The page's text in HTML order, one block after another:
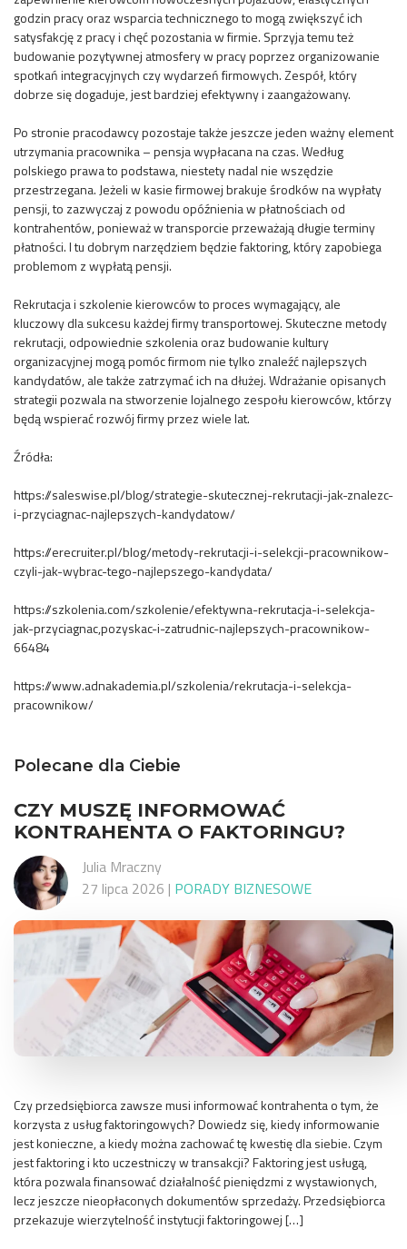
godzin pracy oraz wsparcia technicznego to mogą zwiększyć ich
satysfakcję z pracy i chęć pozostania w firmie. Sprzyja temu też
budowanie pozytywnej atmosfery w pracy poprzez organizowanie
spotkań integracyjnych czy wydarzeń firmowych. Zespół, który
dobrze się dogaduje, jest bardziej efektywny i zaangażowany.
Po stronie pracodawcy pozostaje także jeszcze jeden ważny element
utrzymania pracownika – pensja wypłacana na czas. Według
polskiego prawa to podstawa, niestety nadal nie wszędzie
przestrzegana. Jeżeli w kasie firmowej brakuje środków na wypłaty
pensji, to zazwyczaj z powodu opóźnienia w płatnościach od
kontrahentów, ponieważ w transporcie przeważają długie terminy
płatności. I tu dobrym narzędziem będzie faktoring, który zapobiega
problemom z wypłatą pensji.
Rekrutacja i szkolenie kierowców to proces wymagający, ale
kluczowy dla sukcesu każdej firmy transportowej. Skuteczne metody
rekrutacji, odpowiednie szkolenia oraz budowanie kultury
organizacyjnej mogą pomóc firmom nie tylko znaleźć najlepszych
kandydatów, ale także zatrzymać ich na dłużej. Wdrażanie opisanych
strategii pozwala na stworzenie lojalnego zespołu kierowców, którzy
będą wspierać rozwój firmy przez wiele lat.
Źródła:
https://saleswise.pl/blog/strategie-skutecznej-rekrutacji-jak-znalezc-
i-przyciagnac-najlepszych-kandydatow/
https://erecruiter.pl/blog/metody-rekrutacji-i-selekcji-pracownikow-
czyli-jak-wybrac-tego-najlepszego-kandydata/
https://szkolenia.com/szkolenie/efektywna-rekrutacja-i-selekcja-
jak-przyciagnac,pozyskac-i-zatrudnic-najlepszych-pracownikow-
66484
https://www.adnakademia.pl/szkolenia/rekrutacja-i-selekcja-
pracownikow/
Polecane dla Ciebie
CZY MUSZĘ INFORMOWAĆ
KONTRAHENTA O FAKTORINGU?
Julia Mraczny
27 lipca 2026 | PORADY BIZNESOWE
Czy przedsiębiorca zawsze musi informować kontrahenta o tym, że
korzysta z usług faktoringowych? Dowiedz się, kiedy informowanie
jest konieczne, a kiedy można zachować tę kwestię dla siebie. Czym
jest faktoring i kto uczestniczy w transakcji? Faktoring jest usługą,
która pozwala finansować działalność pieniędzmi z wystawionych,
lecz jeszcze nieopłaconych dokumentów sprzedaży. Przedsiębiorca
przekazuje wierzytelność instytucji faktoringowej […]